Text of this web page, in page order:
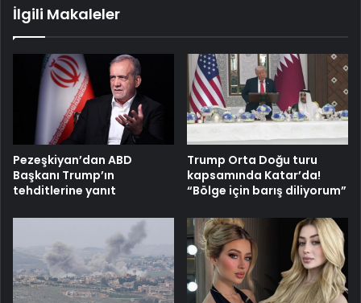
İlgili Makaleler
Pezeşkiyan’dan ABD
Başkanı Trump’ın
tehditlerine yanıt
Trump Orta Doğu turu
kapsamında Katar’da!
“Bölge için barış diliyorum”